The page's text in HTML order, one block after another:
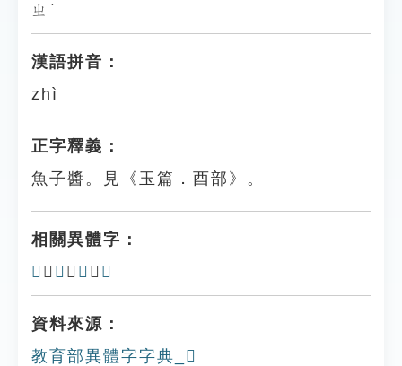
ㄓˋ
漢語拼音：
zhì
正字釋義：
魚子醬。見《玉篇．酉部》。
相關異體字：
𦜋 、 𦜾 、 𨡐 、 𦜗
資料來源：
教育部異體字字典_𨡘